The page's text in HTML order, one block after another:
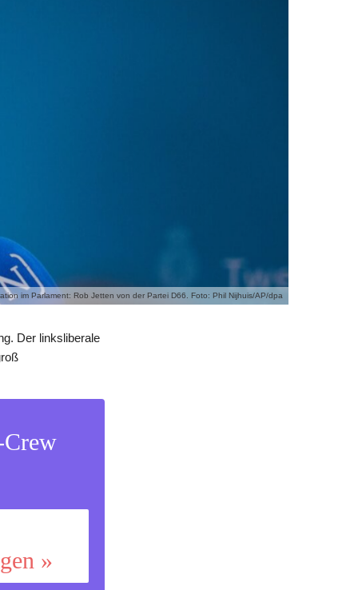
im Parlament: Rob Jetten von der Partei D66. Foto: Phil Nijhuis/AP/dpa
Der linksliberale
»